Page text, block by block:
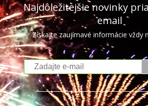
Najdôležitejšie novinky
email
Získajte zaujímavé informácie vždy